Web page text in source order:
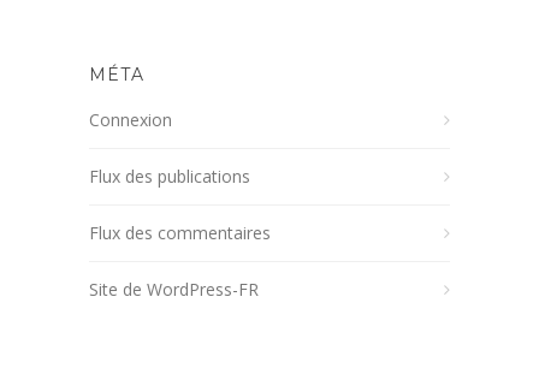
MÉTA
Connexion
Flux des publications
Flux des commentaires
Site de WordPress-FR